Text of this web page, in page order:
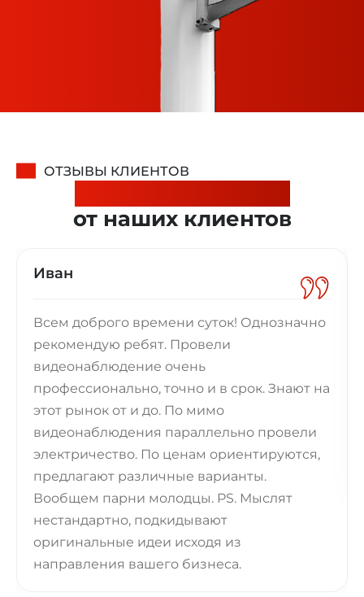
ОТЗЫВЫ КЛИЕНТОВ
от наших клиентов
Всем доброго времени суток! Однозначно
рекомендую ребят. Провели
видеонаблюдение очень
профессионально, точно и в срок. Знают на
этот рынок от и до. По мимо
видеонаблюдения параллельно провели
электричество. По ценам ориентируются,
предлагают различные варианты.
Вообщем парни молодцы. PS. Мыслят
нестандартно, подкидывают
оригинальные идеи исходя из
направления вашего бизнеса.
Иван